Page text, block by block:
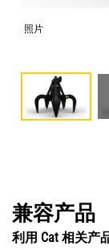
照片
兼容产品
利用 Cat 相关产